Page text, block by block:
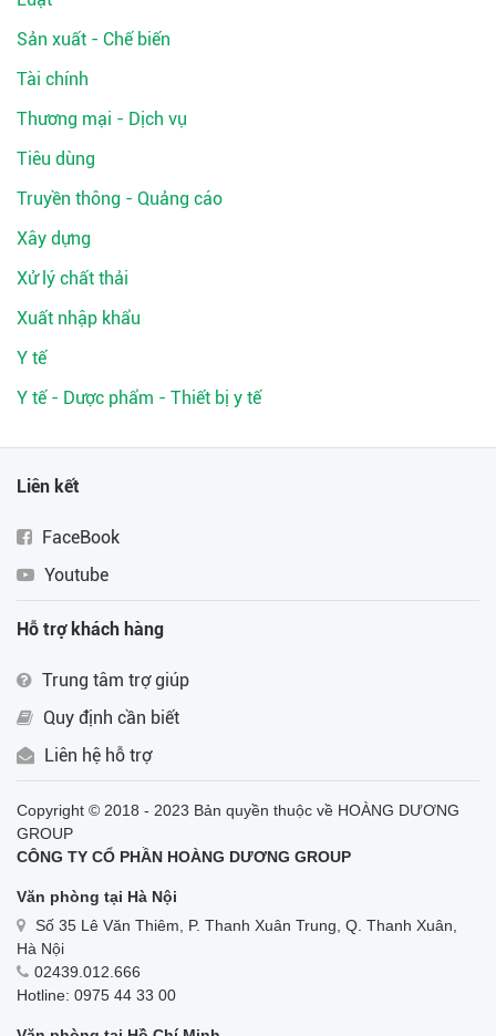
Sản xuất - Chế biến
Tài chính
Thương mại - Dịch vụ
Tiêu dùng
Truyền thông - Quảng cáo
Xây dựng
Xử lý chất thải
Xuất nhập khẩu
Y tế
Y tế - Dược phẩm - Thiết bị y tế
Liên kết
FaceBook
Youtube
Hỗ trợ khách hàng
Trung tâm trợ giúp
Quy định cần biết
Liên hệ hỗ trợ
Copyright © 2018 - 2023 Bản quyền thuộc về HOÀNG DƯƠNG
GROUP
CÔNG TY CỔ PHẦN HOÀNG DƯƠNG GROUP
Văn phòng tại Hà Nội
Số 35 Lê Văn Thiêm, P. Thanh Xuân Trung, Q. Thanh Xuân,
Hà Nội
02439.012.666
Hotline: 0975 44 33 00